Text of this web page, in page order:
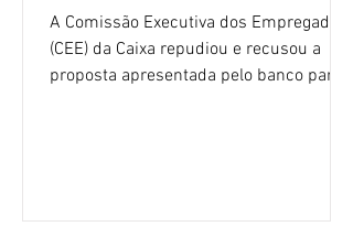
A Comissão Executiva dos Empregados
(CEE) da Caixa repudiou e recusou a
proposta apresentada pelo banco para o